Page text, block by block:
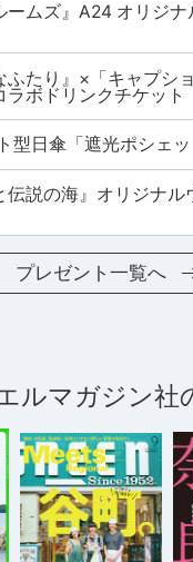
ームズ』A24 オリジナ
ふたり』×「キャプシ
ラボドリンクチケット
型日傘「遮光ポシェ
伝説の海』オリジナル
プレゼント一覧へ
ルマガジン社